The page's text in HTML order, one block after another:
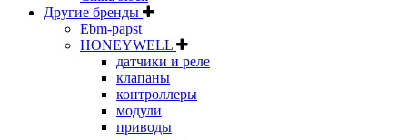
Другие бренды
Ebm-papst
HONEYWELL
датчики и реле
клапаны
контроллеры
модули
приводы